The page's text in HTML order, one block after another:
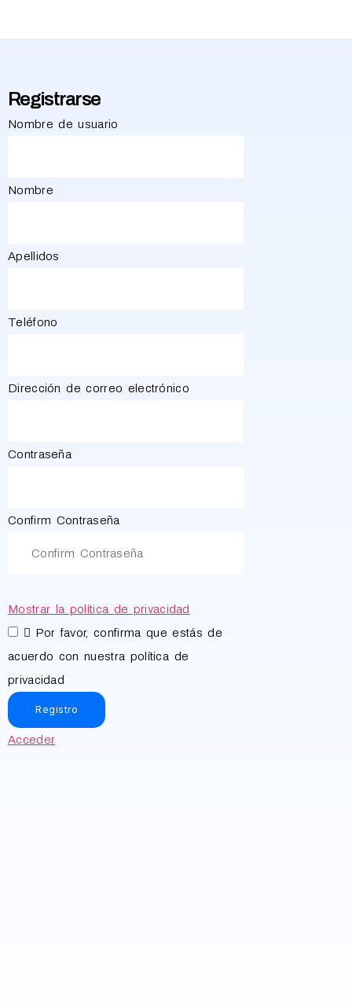
Registrarse
Nombre de usuario
Nombre
Apellidos
Teléfono
Dirección de correo electrónico
Contraseña
Confirm Contraseña
Mostrar la política de privacidad
Por favor, confirma que estás de
acuerdo con nuestra política de
privacidad
Acceder